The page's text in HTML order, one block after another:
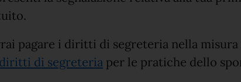
pagare i diritti di segreteria nella
di segreteria per le pratiche dello